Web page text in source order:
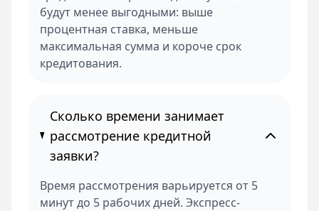
будут менее выгодными: выше
процентная ставка, меньше
максимальная сумма и короче срок
кредитования.
Сколько времени занимает
рассмотрение кредитной
заявки?
Время рассмотрения варьируется от 5
минут до 5 рабочих дней. Экспресс-